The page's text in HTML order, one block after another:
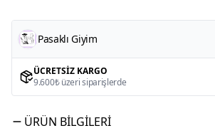
Pasaklı Giyim
ÜCRETSIZ KARGO
9.600₺ üzeri siparişlerde
ÜRÜN BILGILERI